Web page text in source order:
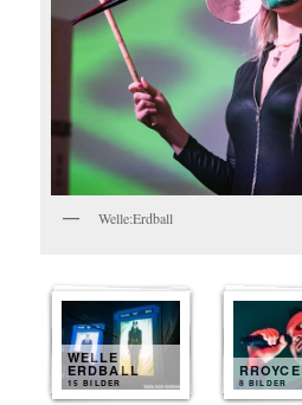
Welle:Erdball
WELLE
ERDBALL
15 BILDER
RROYCE
8 BILDER